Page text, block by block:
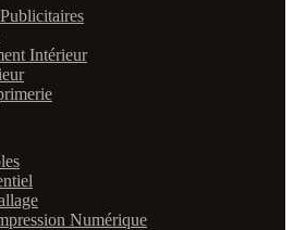
Intérieur
Numérique